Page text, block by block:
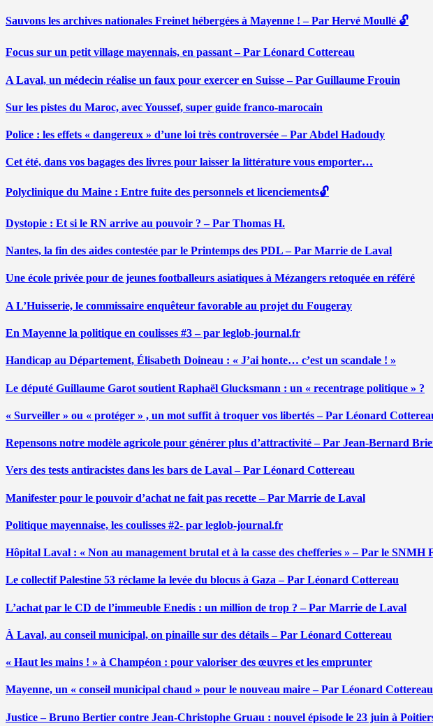
Sauvons les archives nationales Freinet hébergées à Mayenne ! – Par Hervé Moullé 🔓
Focus sur un petit village mayennais, en passant – Par Léonard Cottereau
A Laval, un médecin réalise un faux pour exercer en Suisse – Par Guillaume Frouin
Sur les pistes du Maroc, avec Youssef, super guide franco-marocain
Police : les effets « dangereux » d’une loi très controversée – Par Abdel Hadoudy
Cet été, dans vos bagages des livres pour laisser la littérature vous emporter…
Polyclinique du Maine : Entre fuite des personnels et licenciements🔓
Dystopie : Et si le RN arrive au pouvoir ? – Par Thomas H.
Nantes, la fin des aides contestée par le Printemps des PDL – Par Marrie de Laval
Une école privée pour de jeunes footballeurs asiatiques à Mézangers retoquée en référé
A L’Huisserie, le commissaire enquêteur favorable au projet du Fougeray
En Mayenne la politique en coulisses #3 – par leglob-journal.fr
Handicap au Département, Élisabeth Doineau : « J’ai honte… c’est un scandale ! »
Le député Guillaume Garot soutient Raphaël Glucksmann : un « recentrage politique » ?
« Surveiller » ou « protéger » , un mot suffit à troquer vos libertés – Par Léonard
Repensons notre modèle agricole pour générer plus d’attractivité – Par Jean-Bernard
Vers des tests antiracistes dans les bars de Laval – Par Léonard Cottereau
Manifester pour le pouvoir d’achat ne fait pas recette – Par Marrie de Laval
Politique mayennaise, les coulisses #2- par leglob-journal.fr
Hôpital Laval : « Non au management brutal et à la casse des chefferies » – Par le SNMH
Le collectif Palestine 53 réclame la levée du blocus à Gaza – Par Léonard Cottereau
L’achat par le CD de l’immeuble Enedis : un million de trop ? – Par Marrie de Laval
À Laval, au conseil municipal, on pinaille sur des détails – Par Léonard Cottereau
« Haut les mains ! » à Champéon : pour valoriser des œuvres et les emprunter
Mayenne, un « conseil municipal chaud » pour le nouveau maire – Par Léonard Cottereau
Justice – Bruno Bertier contre Jean-Christophe Gruau : nouvel épisode le 23 juin à